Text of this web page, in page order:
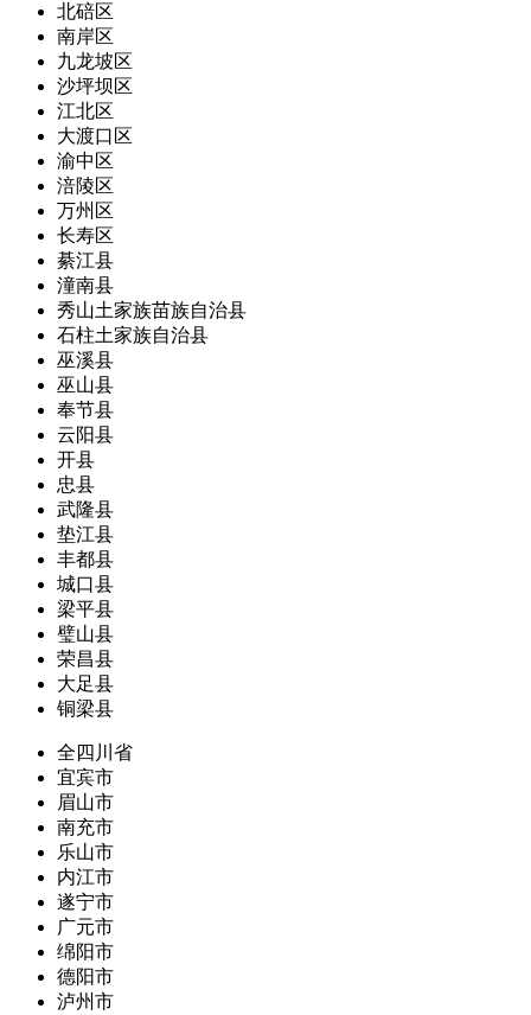
北碚区
南岸区
九龙坡区
沙坪坝区
江北区
大渡口区
渝中区
涪陵区
万州区
长寿区
綦江县
潼南县
秀山土家族苗族自治县
石柱土家族自治县
巫溪县
巫山县
奉节县
云阳县
开县
忠县
武隆县
垫江县
丰都县
城口县
梁平县
璧山县
荣昌县
大足县
铜梁县
全四川省
宜宾市
眉山市
南充市
乐山市
内江市
遂宁市
广元市
绵阳市
德阳市
泸州市